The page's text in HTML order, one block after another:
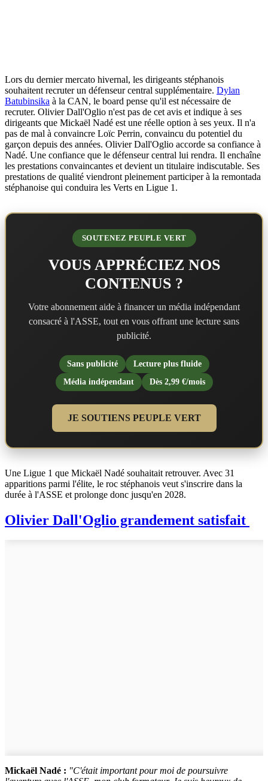
Lors du dernier mercato hivernal, les dirigeants stéphanois
souhaitent recruter un défenseur central supplémentaire. Dylan
Batubinsika à la CAN, le board pense qu'il est nécessaire de
recruter. Olivier Dall'Oglio n'est pas de cet avis et indique à ses
dirigeants que Mickaël Nadé est une réelle option à ses yeux. Il n'a
pas de mal à convaincre Loïc Perrin, convaincu du potentiel du
garçon depuis des années. Olivier Dall'Oglio accorde sa confiance à
Nadé. Une confiance que le défenseur central lui rendra. Il enchaîne
les prestations convaincantes et devient un titulaire indiscutable. Ses
prestations de qualité viendront pleinement participer à la remontada
stéphanoise qui conduira les Verts en Ligue 1.
SOUTENEZ PEUPLE VERT
VOUS APPRÉCIEZ NOS
CONTENUS ?
Votre abonnement aide à financer un média indépendant
consacré à l'ASSE, tout en vous offrant une lecture sans
publicité.
Sans publicité
Lecture plus fluide
Média indépendant
Dès 2,99 €/mois
JE SOUTIENS PEUPLE VERT
Une Ligue 1 que Mickaël Nadé souhaitait retrouver. Avec 31
apparitions parmi l'élite, le roc stéphanois veut s'inscrire dans la
durée à l'ASSE et prolonge donc jusqu'en 2028.
Olivier Dall'Oglio grandement satisfait
Mickaël Nadé : "C'était important pour moi de poursuivre